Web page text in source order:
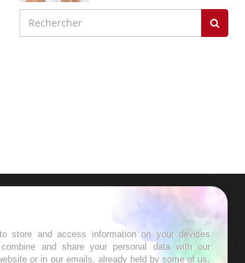
les meilleures
store and access information on your devices
and share your personal data with our
or in our emails, already held by some of us,